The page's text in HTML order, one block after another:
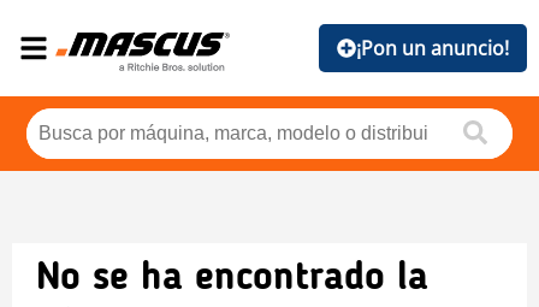
¡Pon un anuncio!
No se ha encontrado la